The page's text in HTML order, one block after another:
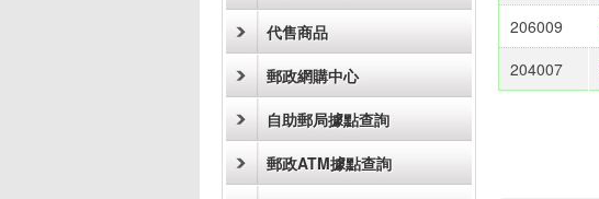
代售商品
郵政網購中心
自助郵局據點查詢
郵政ATM據點查詢
206009
204007